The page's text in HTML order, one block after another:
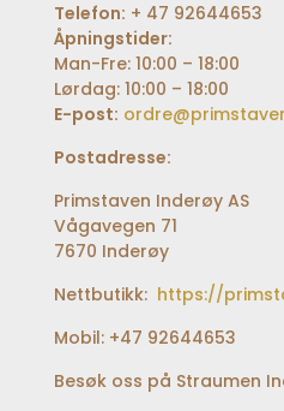
Telefon: + 47 92644653
Åpningstider:
Man-Fre: 10:00 – 18:00
Lørdag: 10:00 – 18:00
E-post:
Postadresse:
Primstaven Inderøy AS
Vågavegen 71
7670 Inderøy
Nettbutikk: https://
Mobil: +47 92644653
Besøk oss på Straumen